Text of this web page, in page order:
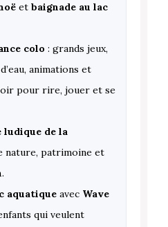
et baignade au lac
colo : grands jeux,
animations et
pour rire, jouer et se
ludique de la
nature, patrimoine et
.
aquatique avec Wave
qui veulent